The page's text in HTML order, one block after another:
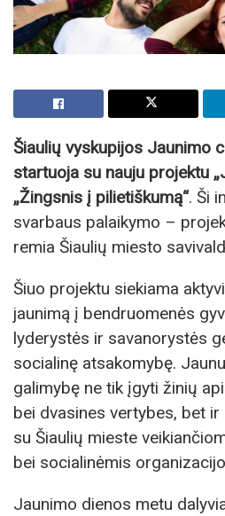
Šiaulių vyskupijos Jaunimo
startuoja su nauju projektu
„Žingsnis į pilietiškumą“. Ši
svarbaus palaikymo –
remia Šiaulių miesto
Šiuo projektu siekiama
jaunimą į bendruomenės
lyderystės ir savanorystės
socialinę atsakomybę.
galimybę ne tik įgyti žinių
bei dvasines vertybes, bet
su Šiaulių mieste
bei socialinėmis
Jaunimo dienos metu